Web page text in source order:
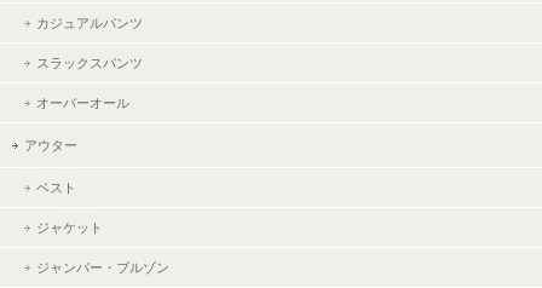
カジュアルパンツ
スラックスパンツ
オーバーオール
アウター
ベスト
ジャケット
ジャンパー・ブルゾン